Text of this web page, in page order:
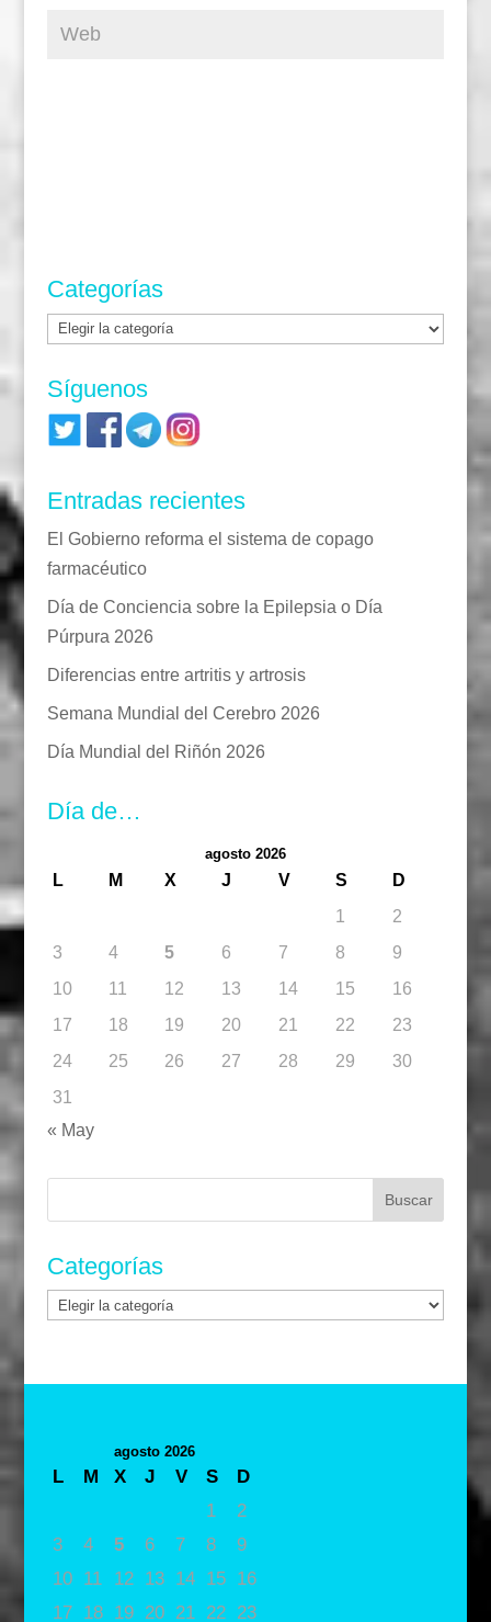
Categorías
Categorías
Síguenos
Entradas recientes
El Gobierno reforma el sistema de copago
farmacéutico
Día de Conciencia sobre la Epilepsia o Día
Púrpura 2026
Diferencias entre artritis y artrosis
Semana Mundial del Cerebro 2026
Día Mundial del Riñón 2026
Día de…
agosto 2026
L M X J V S
D
1
2
3
4 5 6 7 8
9
10
11 12 13 14 15
16
17
18 19 20 21 22
23
24
25 26 27 28 29
30
31
« May
Buscar:
Categorías
Categorías
agosto 2026
L M X J V S
D
1
2
3
4 5 6 7 8
9
10
11 12 13 14 15
16
17
18 19 20 21 22 23